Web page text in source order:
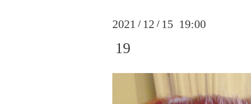
2021 / 12 / 15 19:00
19